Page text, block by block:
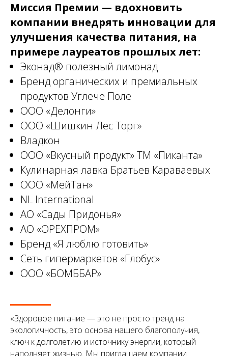
Миссия Премии — вдохновить
компании внедрять инновации для
улучшения качества питания, на
примере лауреатов прошлых лет:
Эконад® полезный лимонад
Бренд органических и премиальных
продуктов Углече Поле
ООО «Делонги»
ООО «Шишкин Лес Торг»
Владкон
ООО «Вкусный продукт» ТМ «Пиканта»
Кулинарная лавка Братьев Караваевых
ООО «МейТан»
NL International
АО «Сады Придонья»
АО «ОРЕХПРОМ»
Бренд «Я люблю готовить»
Сеть гипермаркетов «Глобус»
ООО «БОМББАР»
«Здоровое питание — это не просто тренд на
экологичность, это основа нашего благополучия,
ключ к долголетию и источнику энергии, который
наполняет жизнью. Мы приглашаем компании